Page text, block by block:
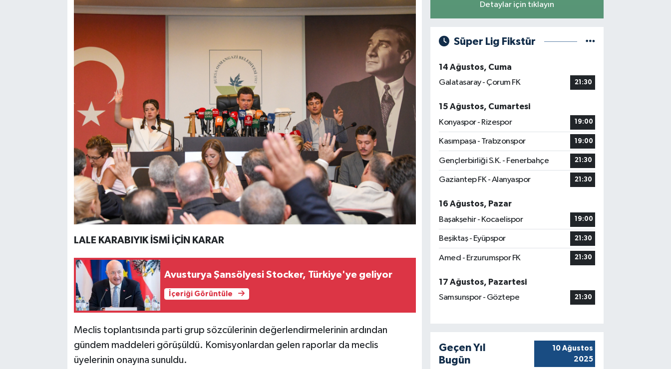
LALE KARABIYIK İSMİ İÇİN KARAR
Avusturya Şansölyesi Stocker, Türkiye'ye geliyor
İçeriği Görüntüle
Meclis toplantısında parti grup sözcülerinin değerlendirmelerinin ardından
gündem maddeleri görüşüldü. Komisyonlardan gelen raporlar da meclis
üyelerinin onayına sunuldu.
Detaylar için tıklayın
Süper Lig Fikstür
14 Ağustos, Cuma
Galatasaray - Çorum FK
21:30
15 Ağustos, Cumartesi
Konyaspor - Rizespor
19:00
Kasımpaşa - Trabzonspor 19:00
Gençlerbirliği S.K. - Fenerbahçe 21:30
Gaziantep FK - Alanyaspor 21:30
16 Ağustos, Pazar
Başakşehir - Kocaelispor
19:00
Beşiktaş - Eyüpspor 21:30
Amed - Erzurumspor FK 21:30
17 Ağustos, Pazartesi
Samsunspor - Göztepe
21:30
Geçen Yıl
Bugün
10 Ağustos
2025